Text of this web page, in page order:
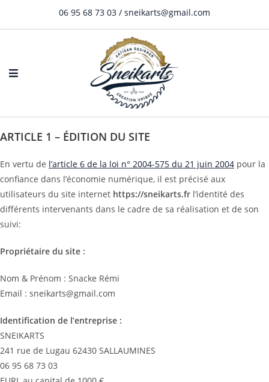
06 95 68 73 03 / sneikarts@gmail.com
ARTICLE 1 – ÉDITION DU SITE
En vertu de l’article 6 de la loi n° 2004-575 du 21 juin 2004 pour la
confiance dans l’économie numérique, il est précisé aux
utilisateurs du site internet https://sneikarts.fr l’identité des
différents intervenants dans le cadre de sa réalisation et de son
suivi:
Propriétaire du site :
Nom & Prénom : Snacke Rémi
Email : sneikarts@gmail.com
Identification de l’entreprise :
SNEIKARTS
241 rue de Lugau 62430 SALLAUMINES
06 95 68 73 03